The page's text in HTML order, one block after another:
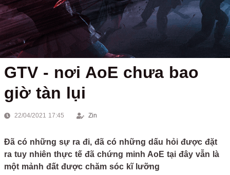
GTV - nơi AoE chưa bao
giờ tàn lụi
22/04/2021 17:45 Zin
Đã có những sự ra đi, đã có những dấu hỏi được đặt
ra tuy nhiên thực tế đã chứng minh AoE tại đây vẫn là
một mảnh đất được chăm sóc kĩ lưỡng